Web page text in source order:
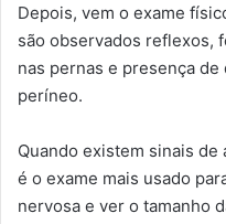
Depois, vem o exame
são observados reflexos,
nas pernas e presença
períneo.
Quando existem sinais
é o exame mais usado
nervosa e ver o tamanho